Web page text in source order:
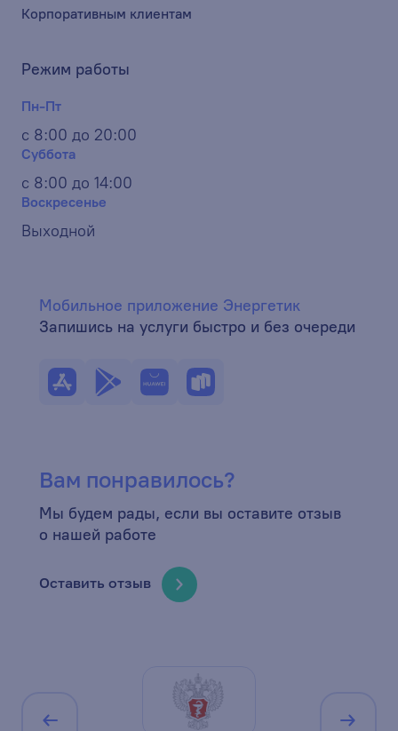
Корпоративным клиентам
Режим работы
Пн-Пт
с 8:00 до 20:00
Суббота
с 8:00 до 14:00
Воскресенье
Выходной
Мобильное приложение Энергетик
Запишись на услуги быстро и без очереди
Вам понравилось?
Мы будем рады, если вы оставите отзыв
о нашей работе
Оставить отзыв